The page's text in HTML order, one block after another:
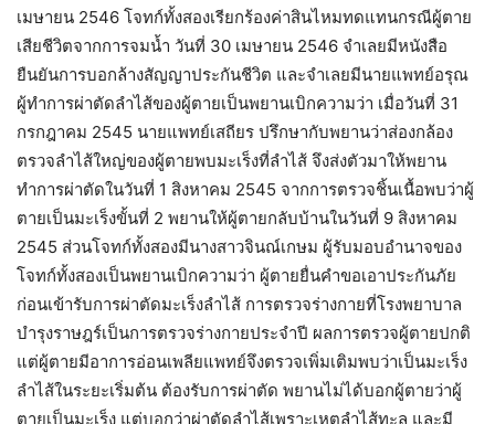
เมษายน 2546 โจทก์ทั้งสองเรียกร้องค่าสินไหมทดแทนกรณีผู้ตาย
เสียชีวิตจากการจมน้ำ วันที่ 30 เมษายน 2546 จำเลยมีหนังสือ
ยืนยันการบอกล้างสัญญาประกันชีวิต และจำเลยมีนายแพทย์อรุณ
ผู้ทำการผ่าตัดลำไส้ของผู้ตายเป็นพยานเบิกความว่า เมื่อวันที่ 31
กรกฎาคม 2545 นายแพทย์เสถียร ปรึกษากับพยานว่าส่องกล้อง
ตรวจลำไส้ใหญ่ของผู้ตายพบมะเร็งที่ลำไส้ จึงส่งตัวมาให้พยาน
ทำการผ่าตัดในวันที่ 1 สิงหาคม 2545 จากการตรวจชิ้นเนื้อพบว่าผู้
ตายเป็นมะเร็งขั้นที่ 2 พยานให้ผู้ตายกลับบ้านในวันที่ 9 สิงหาคม
2545 ส่วนโจทก์ทั้งสองมีนางสาวจินณ์เกษม ผู้รับมอบอำนาจของ
โจทก์ทั้งสองเป็นพยานเบิกความว่า ผู้ตายยื่นคำขอเอาประกันภัย
ก่อนเข้ารับการผ่าตัดมะเร็งลำไส้ การตรวจร่างกายที่โรงพยาบาล
บำรุงราษฎร์เป็นการตรวจร่างกายประจำปี ผลการตรวจผู้ตายปกติ
แต่ผู้ตายมีอาการอ่อนเพลียแพทย์จึงตรวจเพิ่มเติมพบว่าเป็นมะเร็ง
ลำไส้ในระยะเริ่มต้น ต้องรับการผ่าตัด พยานไม่ได้บอกผู้ตายว่าผู้
ตายเป็นมะเร็ง แต่บอกว่าผ่าตัดลำไส้เพราะเหตุลำไส้ทะลุ และมี